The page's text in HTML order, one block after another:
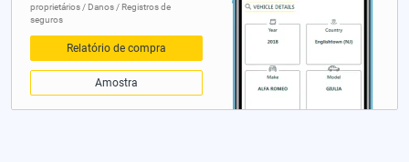
proprietários / Danos / Registros de
seguros
Relatório de compra
Amostra